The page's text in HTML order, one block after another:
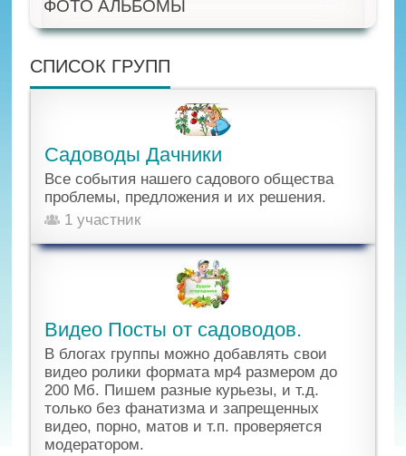
ФОТО АЛЬБОМЫ
СПИСОК ГРУПП
Садоводы Дачники
Все события нашего садового общества
проблемы, предложения и их решения.
1 участник
Видео Посты от садоводов.
В блогах группы можно добавлять свои
видео ролики формата мр4 размером до
200 Мб. Пишем разные курьезы, и т.д.
только без фанатизма и запрещенных
видео, порно, матов и т.п. проверяется
модератором.